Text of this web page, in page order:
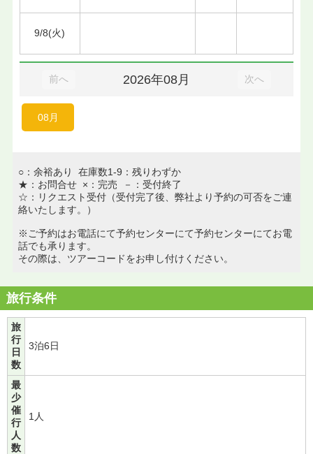
9/8(火)
前へ 2026年08月 次へ
08月
○：余裕あり 在庫数1-9：残りわずか
★：お問合せ ×：完売 －：受付終了
☆：リクエスト受付（受付完了後、弊社より予約の可否をご連
絡いたします。）
※ご予約はお電話にて予約センターにて予約センターにてお電
話でも承ります。
その際は、ツアーコードをお申し付けください。
旅行条件
旅
行
日
数
3泊6日
最
少
催
行
人
数
1人